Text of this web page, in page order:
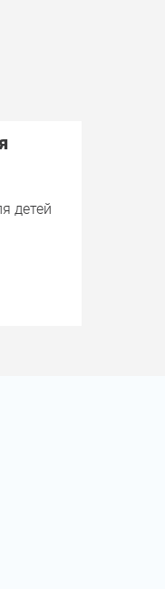
детей